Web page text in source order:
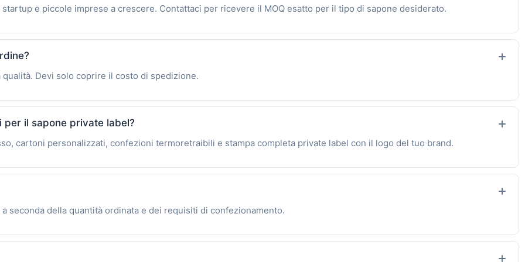
e piccole imprese a crescere. Contattaci per ricevere il MOQ esatto per il tipo di sapone desiderato.
Devi solo coprire il costo di spedizione.
per il sapone private label?
cartoni personalizzati, confezioni termoretraibili e stampa completa private label con il logo del tuo brand.
seconda della quantità ordinata e dei requisiti di confezionamento.